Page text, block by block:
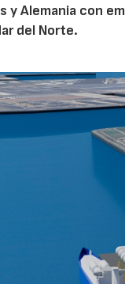
y Alemania con
del Norte.